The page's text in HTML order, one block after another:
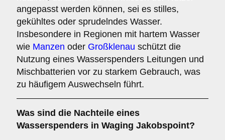
angepasst werden können, sei es stilles,
gekühltes oder sprudelndes Wasser.
Insbesondere in Regionen mit hartem Wasser
wie Manzen oder Großklenau schützt die
Nutzung eines Wasserspenders Leitungen und
Mischbatterien vor zu starkem Gebrauch, was
zu häufigem Auswechseln führt.
Was sind die Nachteile eines
Wasserspenders in Waging Jakobspoint?